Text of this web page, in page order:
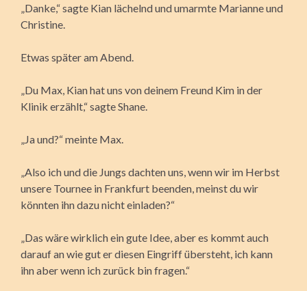
„Danke,“ sagte Kian lächelnd und umarmte Marianne und
Christine.
Etwas später am Abend.
„Du Max, Kian hat uns von deinem Freund Kim in der
Klinik erzählt,“ sagte Shane.
„Ja und?“ meinte Max.
„Also ich und die Jungs dachten uns, wenn wir im Herbst
unsere Tournee in Frankfurt beenden, meinst du wir
könnten ihn dazu nicht einladen?“
„Das wäre wirklich ein gute Idee, aber es kommt auch
darauf an wie gut er diesen Eingriff übersteht, ich kann
ihn aber wenn ich zurück bin fragen.“